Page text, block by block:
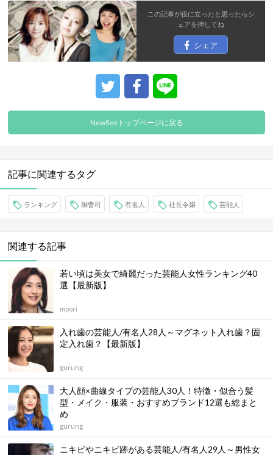
この記事が役に立ったと思ったらシ
ェアを押してね
シェア
NewSeeトップページに戻る
記事に関連するタグ
ランキング 御曹司 有名人 社長令嬢 芸能人
関連する記事
若い頃は美女で綺麗だった芸能人女性ランキング40
選【最新版】
mpori
入れ歯の芸能人/有名人28人～マグネット入れ歯？固
定入れ歯？【最新版】
gurung
大人顔×曲線タイプの芸能人30人！特徴・似合う髪
型・メイク・服装・おすすめブランド12選も総まと
め
gurung
ニキビやニキビ跡がある芸能人/有名人29人～男性女